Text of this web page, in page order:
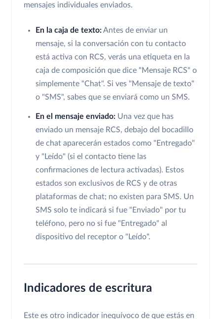
mensajes individuales enviados.
En la caja de texto:Antes de enviar un
mensaje, si la conversación con tu contacto
está activa con RCS, verás una etiqueta en la
caja de composición que dice "Mensaje RCS" o
simplemente "Chat". Si ves "Mensaje de texto"
o "SMS", sabes que se enviará como un SMS.
En el mensaje enviado: Una vez que has
enviado un mensaje RCS, debajo del bocadillo
de chat aparecerán estados como "Entregado"
y "Leído" (si el contacto tiene las
confirmaciones de lectura activadas). Estos
estados son exclusivos de RCS y de otras
plataformas de chat; no existen para SMS. Un
SMS solo te indicará si fue "Enviado" por tu
teléfono, pero no si fue "Entregado" al
dispositivo del receptor o "Leído".
Indicadores de escritura
Este es otro indicador inequívoco de que estás en